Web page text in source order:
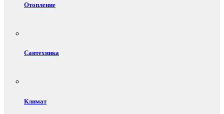
Отопление
Сантехника
Климат